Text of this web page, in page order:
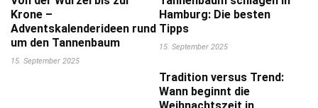
Krone –
Adventskalenderideen rund
um den Tannenbaum
15. September 2025
Hamburg: Die besten
Tipps
15. September 2025
Tradition versus Trend:
Wann beginnt die